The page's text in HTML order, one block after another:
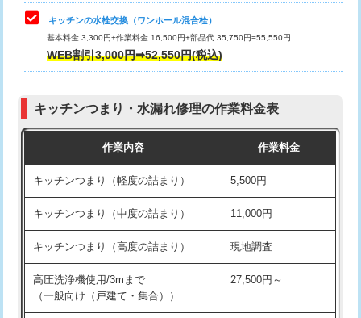
用（追加）/3ｍ超え)
給水管工事※（ライニング鋼管・銅
管・ポリ管・HT管使用/3ｍまで)
44,000円
管・ポリ管・HT管使用/3ｍ超え)
排水管工事（土の掘削・埋め戻し作
11,000円~
排水管工事（排水管工事/3ｍまで） 55,000円
排水管工事（追加 排水管工事/3ｍ超
+11,000円
マス交換（土の掘削・埋め戻し作業）
マス交換（深さ50㎝未満）
お風呂タンク脱着
その他部品の脱着
式・ワンホール）)
交換・取付(排水栓・排水トラップ
22,000円+材料費
持込商品取付（単水栓）
キッチンの水栓交換（ワンホール混合栓）
基本料金 3,300円+作業料金 16,500円+部品代 35,750円=55,550円
WEB割引3,000円➡52,550円(税込)
キッチンつまり・水漏れ修理の作業料金表
作業内容 作業料金
キッチンつまり（軽度の詰まり） 5,500円
キッチンつまり（中度の詰まり） 11,000円
キッチンつまり（高度の詰まり） 現地調査
高圧洗浄機使用/3mまで
（一般向け（戸建て・集合））
27,500円～